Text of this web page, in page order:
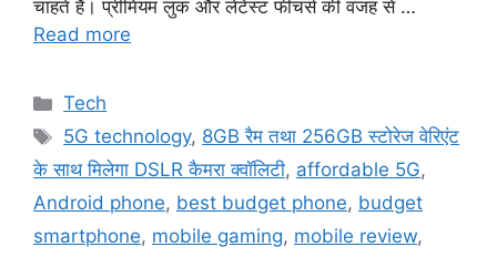
चाहते हैं। प्रीमियम लुक और लेटेस्ट फीचर्स की वजह से …
Read more
Categories
Tech
Tags
5G technology, 8GB रैम तथा 256GB स्टोरेज वेरिएंट
के साथ मिलेगा DSLR कैमरा क्वॉलिटी, affordable 5G,
Android phone, best budget phone, budget
smartphone, mobile gaming, mobile review,